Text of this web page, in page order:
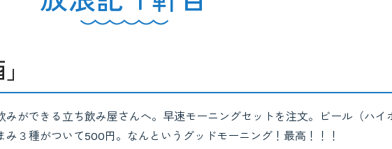
みができる立ち飲み屋さんへ。早速モーニングセットを注文。ビール（ハイ
み３種がついて500円。なんというグッドモーニング！最高！！！